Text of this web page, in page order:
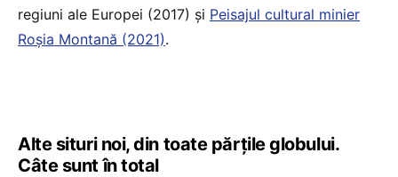
regiuni ale Europei (2017) şi Peisajul cultural minier
Roşia Montană (2021).
Alte situri noi, din toate părțile globului.
Câte sunt în total